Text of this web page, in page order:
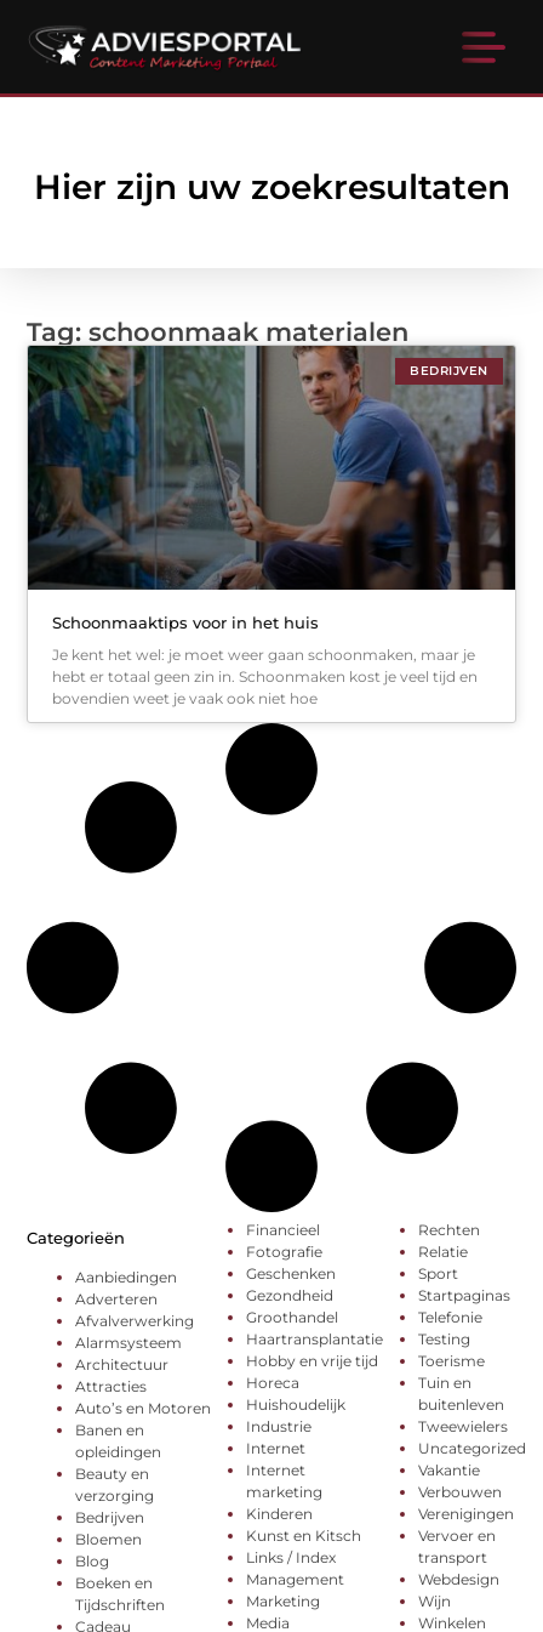
Hier zijn uw zoekresultaten
Tag: schoonmaak materialen
BEDRIJVEN
Schoonmaaktips voor in het huis
Je kent het wel: je moet weer gaan schoonmaken, maar je
hebt er totaal geen zin in. Schoonmaken kost je veel tijd en
bovendien weet je vaak ook niet hoe
Categorieën
Aanbiedingen
Adverteren
Afvalverwerking
Alarmsysteem
Architectuur
Attracties
Auto’s en Motoren
Banen en
opleidingen
Beauty en
verzorging
Bedrijven
Bloemen
Blog
Boeken en
Tijdschriften
Cadeau
Financieel
Fotografie
Geschenken
Gezondheid
Groothandel
Haartransplantatie
Hobby en vrije tijd
Horeca
Huishoudelijk
Industrie
Internet
Internet
marketing
Kinderen
Kunst en Kitsch
Links / Index
Management
Marketing
Media
Rechten
Relatie
Sport
Startpaginas
Telefonie
Testing
Toerisme
Tuin en
buitenleven
Tweewielers
Uncategorized
Vakantie
Verbouwen
Verenigingen
Vervoer en
transport
Webdesign
Wijn
Winkelen